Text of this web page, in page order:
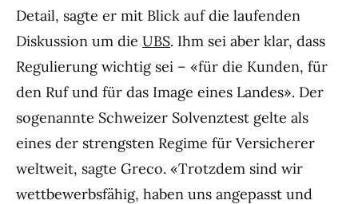
Detail, sagte er mit Blick auf die laufenden
Diskussion um die UBS. Ihm sei aber klar, dass
Regulierung wichtig sei – «für die Kunden, für
den Ruf und für das Image eines Landes». Der
sogenannte Schweizer Solvenztest gelte als
eines der strengsten Regime für Versicherer
weltweit, sagte Greco. «Trotzdem sind wir
wettbewerbsfähig, haben uns angepasst und